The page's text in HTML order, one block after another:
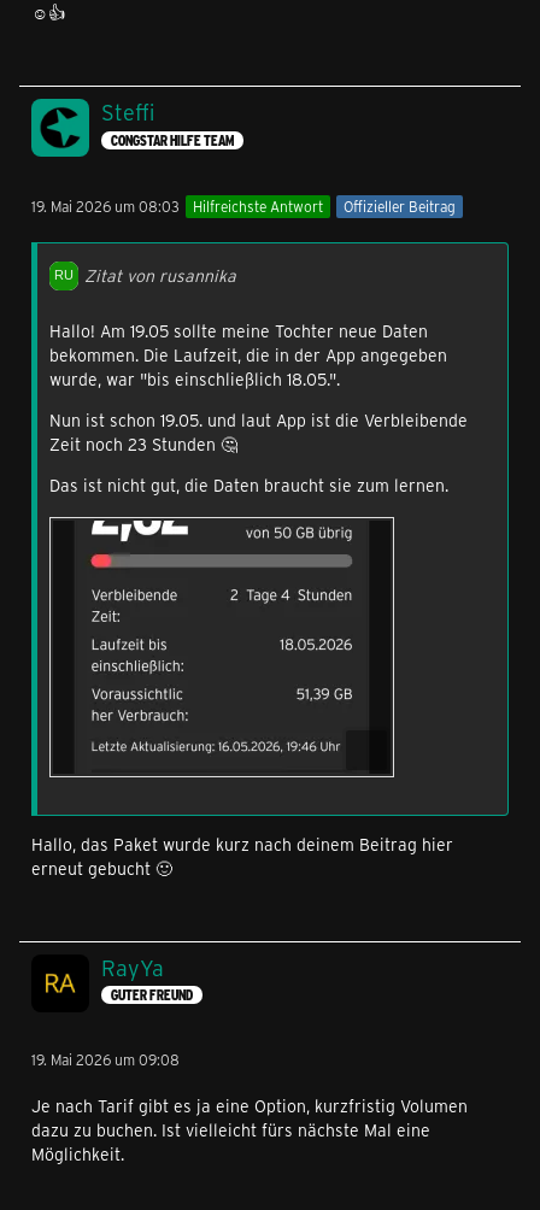
☺️👍
Steffi
CONGSTAR HILFE TEAM
19. Mai 2026 um 08:03 Hilfreichste Antwort Offizieller Beitrag
Zitat von rusannika
Hallo! Am 19.05 sollte meine Tochter neue Daten
bekommen. Die Laufzeit, die in der App angegeben
wurde, war "bis einschließlich 18.05.".
Nun ist schon 19.05. und laut App ist die Verbleibende
Zeit noch 23 Stunden 🤔
Das ist nicht gut, die Daten braucht sie zum lernen.
Hallo, das Paket wurde kurz nach deinem Beitrag hier
erneut gebucht 🙂
RayYa
GUTER FREUND
19. Mai 2026 um 09:08
Je nach Tarif gibt es ja eine Option, kurzfristig Volumen
dazu zu buchen. Ist vielleicht fürs nächste Mal eine
Möglichkeit.